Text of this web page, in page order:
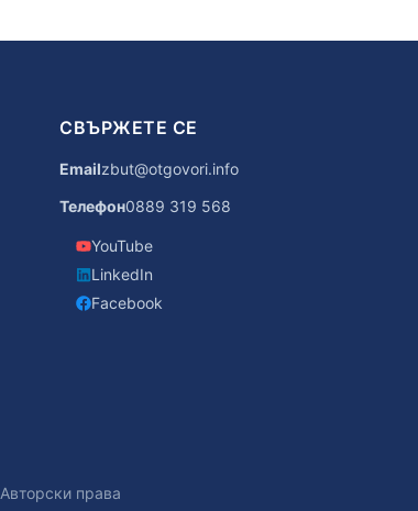
СВЪРЖЕТЕ СЕ
Emailzbut@otgovori.info
Телефон0889 319 568
YouTube
LinkedIn
Facebook
Авторски права